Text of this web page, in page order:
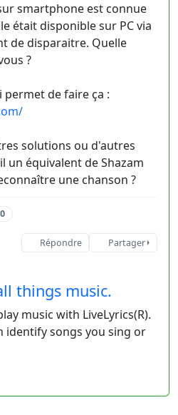
smartphone est connue
était disponible sur PC via
de disparaitre. Quelle
?
de faire ça :
solutions ou d'autres
un équivalent de Shazam
une chanson ?
0
Répondre Partager
things music.
music with LiveLyrics(R).
identify songs you sing or